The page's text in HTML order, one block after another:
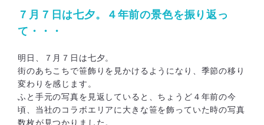
７月７日は七夕。４年前の景色を振り返っ
て・・・
明日、７月７日は七夕。
街のあちこちで笹飾りを見かけるようになり、季節の移り
変わりを感じます。
ふと手元の写真を見返していると、ちょうど４年前の今
頃、当社のコラボエリアに大きな笹を飾っていた時の写真
数枚が見つかりました。